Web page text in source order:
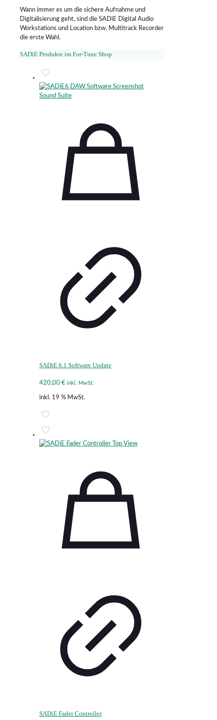
Wann immer es um die sichere Aufnahme und
Digitalisierung geht, sind die SADiE Digital Audio
Workstations und Location bzw. Multitrack Recorder
die erste Wahl.
SADiE Produkte im For-Tune Shop
SADiE 6.1 Software Update
420,00 € inkl. MwSt.
inkl. 19 % MwSt.
SADiE Fader Controller